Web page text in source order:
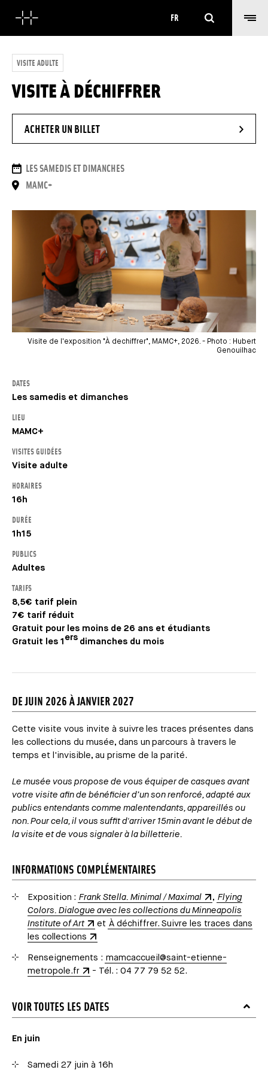
Rechercher
FR
VISITE ADULTE
VISITE À DÉCHIFFRER
ACHETER UN BILLET- NOUVELLE FENÊTRE
DATES
LES SAMEDIS ET DIMANCHES
LIEU
MAMC+
Visite de l'exposition "À dechiffrer", MAMC+, 2026. - Photo : Hubert
Genouilhac
DATES
Les samedis et dimanches
LIEU
MAMC+
VISITES GUIDÉES
Visite adulte
HORAIRES
16h
DURÉE
1h15
PUBLICS
Adultes
TARIFS
8,5€ tarif plein
7€ tarif réduit
Gratuit pour les moins de 26 ans et étudiants
Gratuit les 1ers dimanches du mois
DE JUIN 2026 À JANVIER 2027
Cette visite vous invite à suivre les traces présentes dans
les collections du musée, dans un parcours à travers le
temps et l'invisible, au prisme de la parité.
Le musée vous propose de vous équiper de casques avant
votre visite afin de bénéficier d’un son renforcé, adapté aux
publics entendants comme malentendants, appareillés ou
non. Pour cela, il vous suffit d'arriver 15min avant le début de
la visite et de vous signaler à la billetterie.
INFORMATIONS COMPLÉMENTAIRES
Exposition : Frank Stella. Minimal / Maximal , Flying
Colors. Dialogue avec les collections du Minneapolis
Institute of Art
et À déchiffrer. Suivre les traces dans
les collections
Renseignements : mamcaccueil@saint-etienne-
metropole.fr
- Tél. : 04 77 79 52 52.
VOIR TOUTES LES DATES
En juin
Samedi 27 juin à 16h